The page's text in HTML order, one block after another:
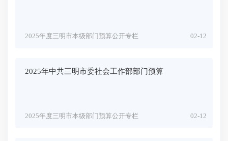
02-12
2025年度三明市本级部门预算公开专栏
2025年中共三明市委社会工作部部门预算
02-12
2025年度三明市本级部门预算公开专栏